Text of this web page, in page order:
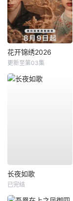
花开锦绣2026
更新至第03集
长夜如歌
已完结